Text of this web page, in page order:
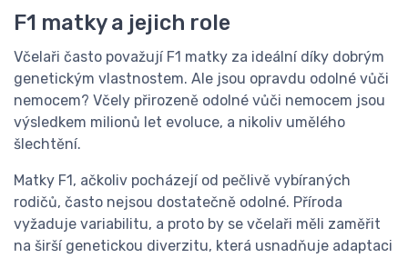
F1 matky a jejich role
Včelaři často považují F1 matky za ideální díky dobrým
genetickým vlastnostem. Ale jsou opravdu odolné vůči
nemocem? Včely přirozeně odolné vůči nemocem jsou
výsledkem milionů let evoluce, a nikoliv umělého
šlechtění.
Matky F1, ačkoliv pocházejí od pečlivě vybíraných
rodičů, často nejsou dostatečně odolné. Příroda
vyžaduje variabilitu, a proto by se včelaři měli zaměřit
na širší genetickou diverzitu, která usnadňuje adaptaci